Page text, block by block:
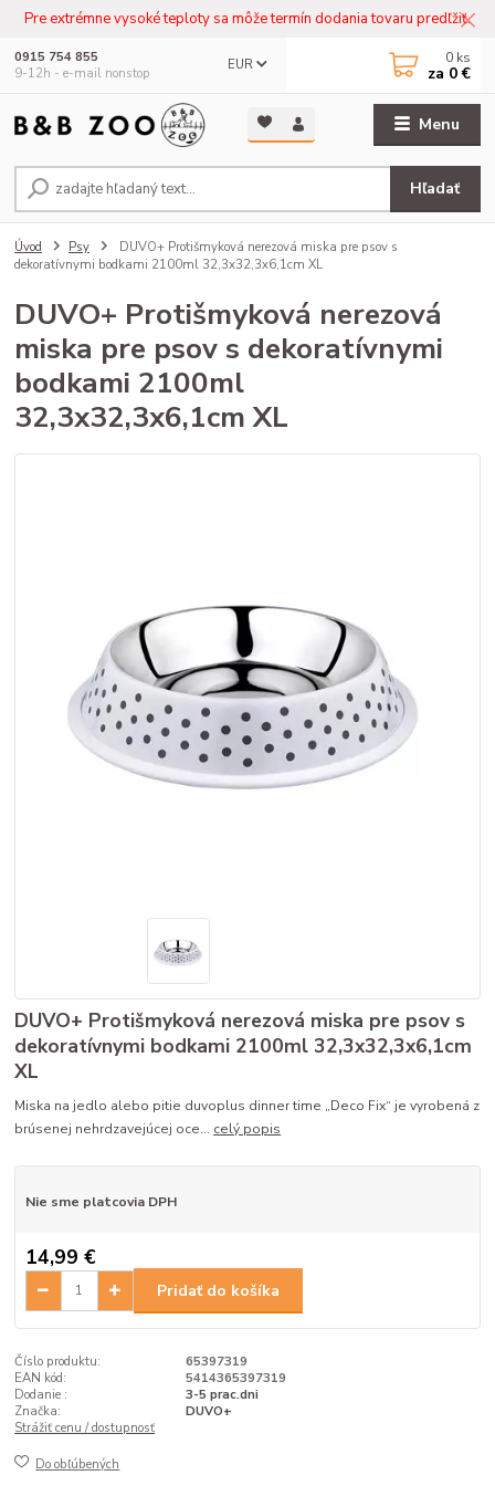
Pre extrémne vysoké teploty sa môže termín dodania tovaru predľžiť.
Menu
EUR
Hľadať
0915 754 855
9-12h - e-mail nonstop
0 ks
za 0 €
Úvod Psy
DUVO+ Protišmyková nerezová miska pre psov s
dekoratívnymi bodkami 2100ml 32,3x32,3x6,1cm XL
DUVO+ Protišmyková nerezová
miska pre psov s dekoratívnymi
bodkami 2100ml
32,3x32,3x6,1cm XL
DUVO+ Protišmyková nerezová miska pre psov s
dekoratívnymi bodkami 2100ml 32,3x32,3x6,1cm
XL
Miska na jedlo alebo pitie duvoplus dinner time „Deco Fix“ je vyrobená z
brúsenej nehrdzavejúcej oce... celý popis
Nie sme platcovia DPH
14,99 €
Pridať do košíka
Číslo produktu:
65397319
EAN kód:
5414365397319
Dodanie :
3-5 prac.dni
Značka:
DUVO+
Strážiť cenu / dostupnosť
Do obľúbených